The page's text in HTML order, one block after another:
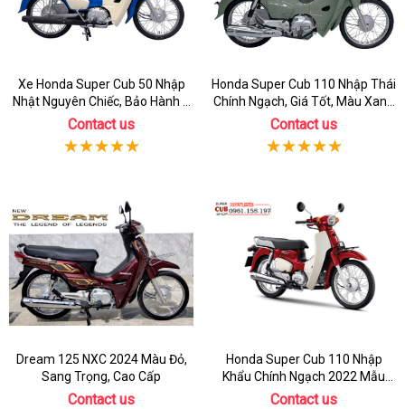
Xe Honda Super Cub 50 Nhập
Nhật Nguyên Chiếc, Bảo Hành 3
Năm
Contact us
Honda Super Cub 110 Nhập Thái
Chính Ngạch, Giá Tốt, Màu Xanh
Rêu
Contact us
Dream 125 NXC 2024 Màu Đỏ,
Sang Trọng, Cao Cấp
Contact us
Honda Super Cub 110 Nhập
Khẩu Chính Ngạch 2022 Mẫu
Mới
Contact us